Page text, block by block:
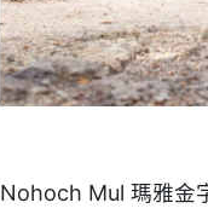
Nohoch Mul 瑪雅金